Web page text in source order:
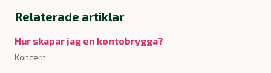
Relaterade artiklar
Hur skapar jag en kontobrygga?
Koncern